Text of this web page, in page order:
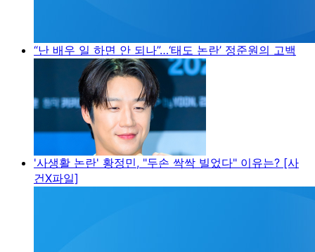
“난 배우 일 하면 안 되나”…‘태도 논란’ 정준원의 고백
'사생활 논란' 황정민, "두손 싹싹 빌었다" 이유는? [사
건X파일]